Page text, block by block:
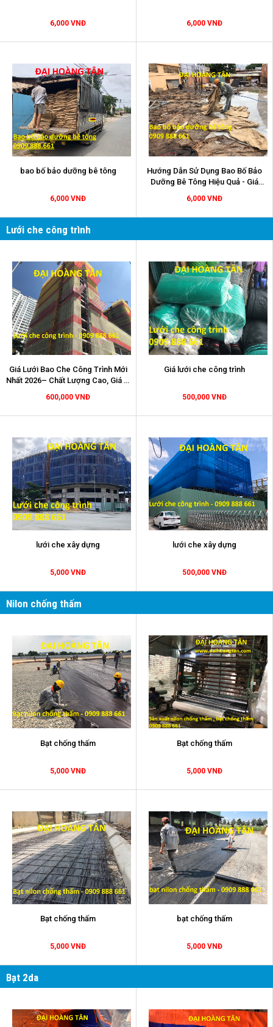
6,000 VNĐ 6,000 VNĐ
bao bố bảo dưỡng bê tông
6,000 VNĐ
Hướng Dẫn Sử Dụng Bao Bố Bảo
Dưỡng Bê Tông Hiệu Quả - Giá
6,000 VNĐ
Lưới che công trình
Giá Lưới Bao Che Công Trình Mới
Nhất 2026– Chất Lượng Cao, Giá Sỉ
600,000 VNĐ
Giá lưới che công trình
500,000 VNĐ
lưới che xây dựng
5,000 VNĐ
lưới che xây dựng
500,000 VNĐ
Nilon chống thấm
Bạt chống thấm
5,000 VNĐ
Bạt chống thấm
5,000 VNĐ
Bạt chống thấm
5,000 VNĐ
bạt chống thấm
5,000 VNĐ
Bạt 2da